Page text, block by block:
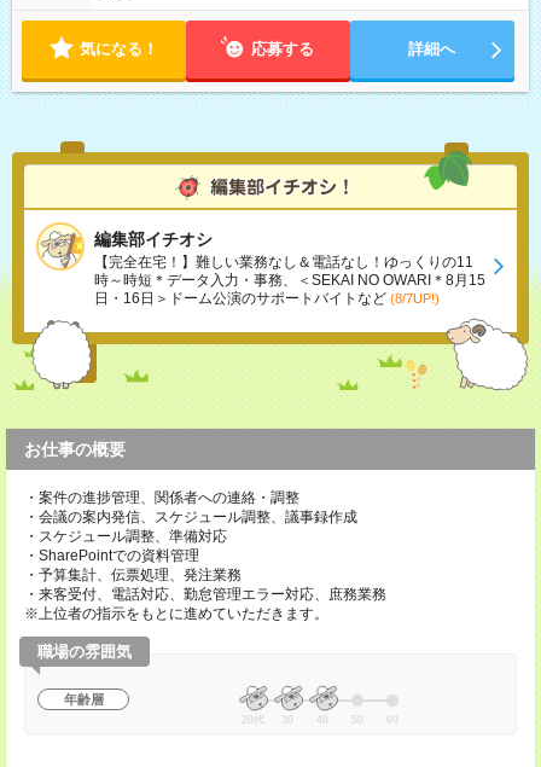
気になる！ 応募する 詳細へ
編集部イチオシ
【完全在宅！】難しい業務なし＆電話なし！ゆっくりの11
時～時短＊データ入力・事務、＜SEKAI NO OWARI＊8月15
日・16日＞ドーム公演のサポートバイトなど (8/7UP!)
お仕事の概要
・案件の進捗管理、関係者への連絡・調整
・会議の案内発信、スケジュール調整、議事録作成
・スケジュール調整、準備対応
・SharePointでの資料管理
・予算集計、伝票処理、発注業務
・来客受付、電話対応、勤怠管理エラー対応、庶務業務
※上位者の指示をもとに進めていただきます。
職場の雰囲気
年齢層
20代 30 40 50 60